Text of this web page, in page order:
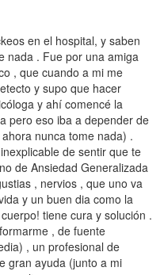
en el hospital, y saben
nada . Fue por una amiga
, que cuando a mi me
y supo que hacer
y ahí comencé la
pero eso iba a depender de
nunca tome nada) .
de sentir que te
de Ansiedad Generalizada
, nervios , que uno va
y un buen dia como la
tiene cura y solución .
, de fuente
, un profesional de
gran ayuda (junto a mi